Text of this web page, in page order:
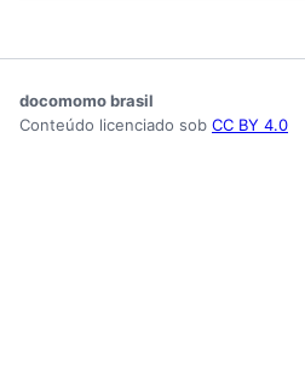
docomomo brasil
Conteúdo licenciado sob CC BY 4.0